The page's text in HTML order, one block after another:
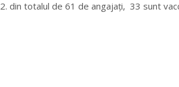
din totalul de 61 de angajați, 33 sunt